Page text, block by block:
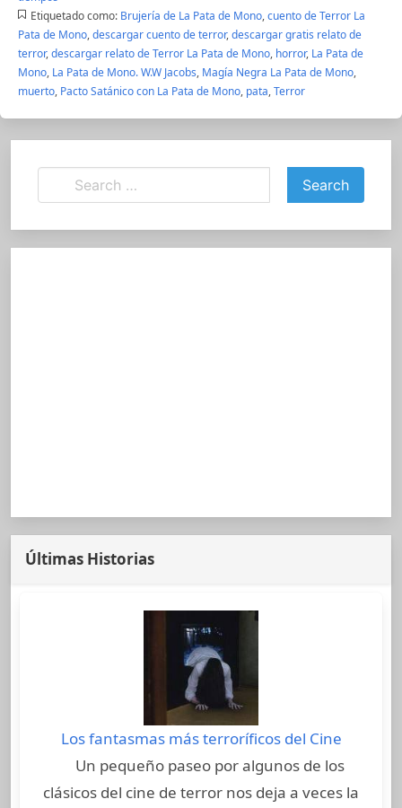
Etiquetado como: Brujería de La Pata de Mono,cuento de Terror La
Pata de Mono,descargar cuento de terror,descargar gratis relato de
terror,descargar relato de Terror La Pata de Mono, horror, La Pata de
Mono, La Pata de Mono. W.W Jacobs, Magía Negra La Pata de Mono,
muerto, Pacto Satánico con La Pata de Mono, pata,Terror
Últimas Historias
Los fantasmas más terroríficos del Cine
Un pequeño paseo por algunos de los
clásicos del cine de terror nos deja a veces la